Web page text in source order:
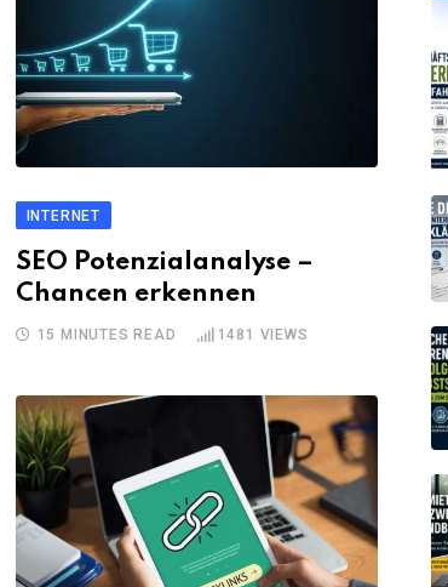
INTERNET
SEO Potenzialanalyse –
Chancen erkennen
15 MINUTES READ 1481 VIEWS